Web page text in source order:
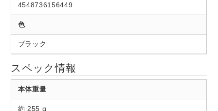
4548736156449
色
ブラック
スペック情報
本体重量
約 255 g